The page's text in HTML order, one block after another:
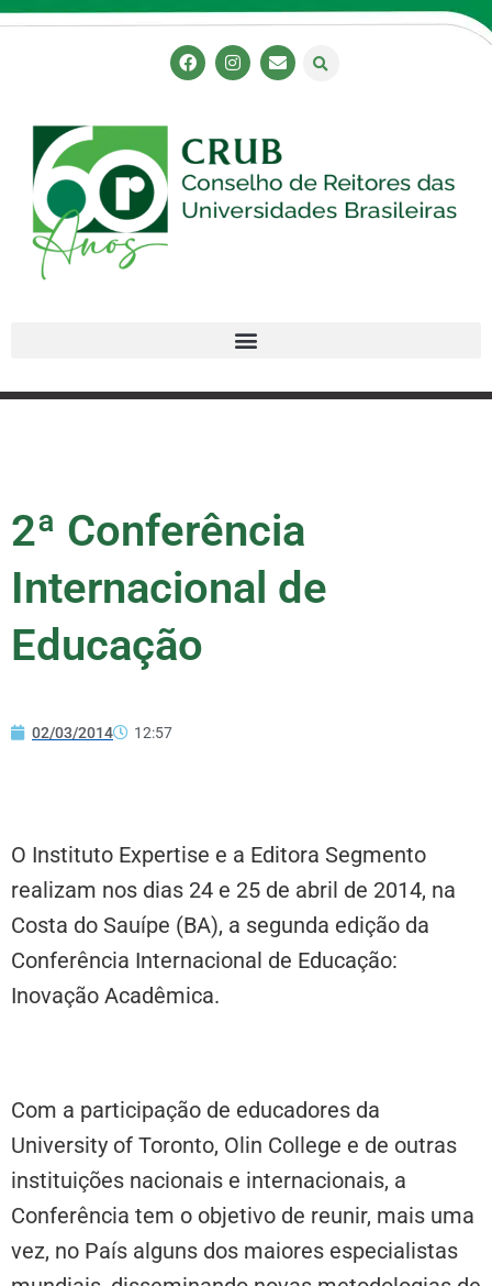
2ª Conferência
Internacional de
Educação
02/03/2014 12:57
O Instituto Expertise e a Editora Segmento
realizam nos dias 24 e 25 de abril de 2014, na
Costa do Sauípe (BA), a segunda edição da
Conferência Internacional de Educação:
Inovação Acadêmica.
Com a participação de educadores da
University of Toronto, Olin College e de outras
instituições nacionais e internacionais, a
Conferência tem o objetivo de reunir, mais uma
vez, no País alguns dos maiores especialistas